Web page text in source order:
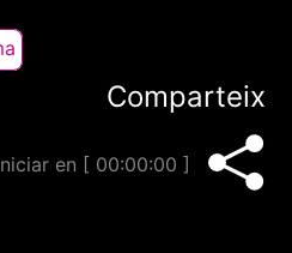
Comparteix
en [ 00:00:00 ]